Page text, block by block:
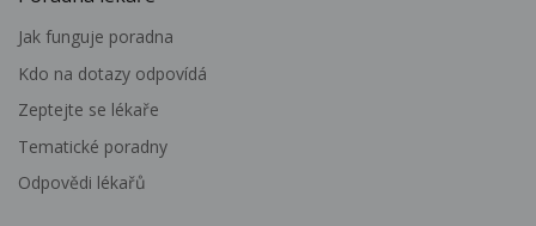
Jak funguje poradna
Kdo na dotazy odpovídá
Zeptejte se lékaře
Tematické poradny
Odpovědi lékařů